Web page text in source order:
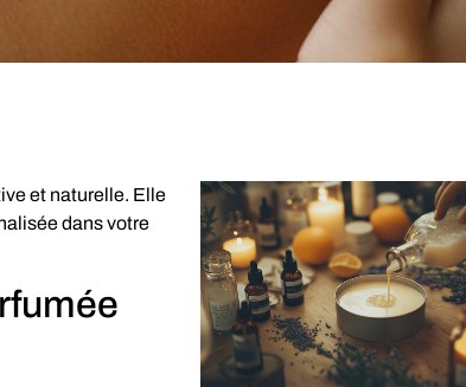
et naturelle. Elle
dans votre